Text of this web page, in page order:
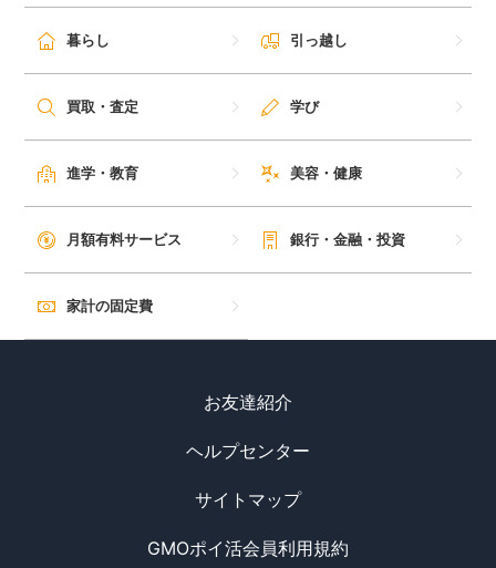
暮らし 引っ越し
買取・査定 学び
進学・教育 美容・健康
月額有料サービス 銀行・金融・投資
家計の固定費
お友達紹介
ヘルプセンター
サイトマップ
GMOポイ活会員利用規約